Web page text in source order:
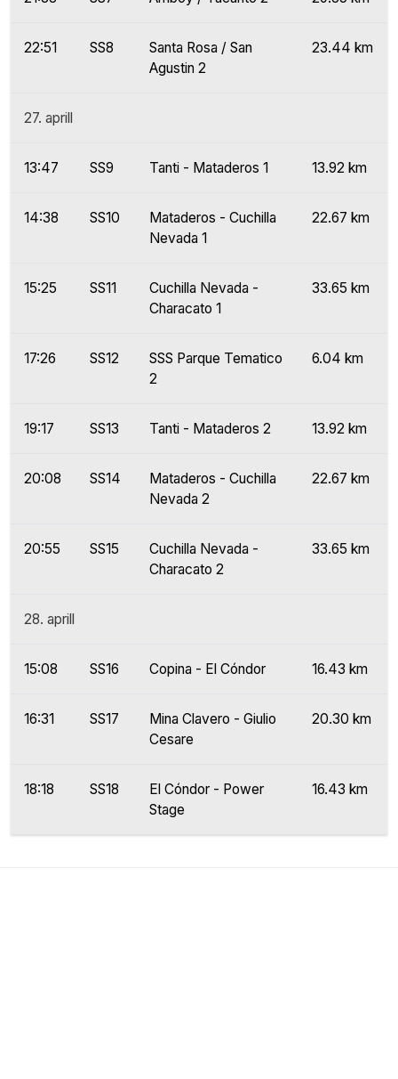
22:51 SS8
Santa Rosa / San
Agustin 2
23.44 km
27. aprill
13:47 SS9 Tanti - Mataderos 1 13.92 km
14:38 SS10
Mataderos - Cuchilla
Nevada 1
22.67 km
15:25 SS11
Cuchilla Nevada -
Characato 1
33.65 km
17:26 SS12
SSS Parque Tematico
2
6.04 km
19:17 SS13 Tanti - Mataderos 2 13.92 km
20:08 SS14
Mataderos - Cuchilla
Nevada 2
22.67 km
20:55 SS15
Cuchilla Nevada -
Characato 2
33.65 km
28. aprill
15:08 SS16 Copina - El Cóndor 16.43 km
16:31 SS17
Mina Clavero - Giulio
Cesare
20.30 km
18:18 SS18
El Cóndor - Power
Stage
16.43 km